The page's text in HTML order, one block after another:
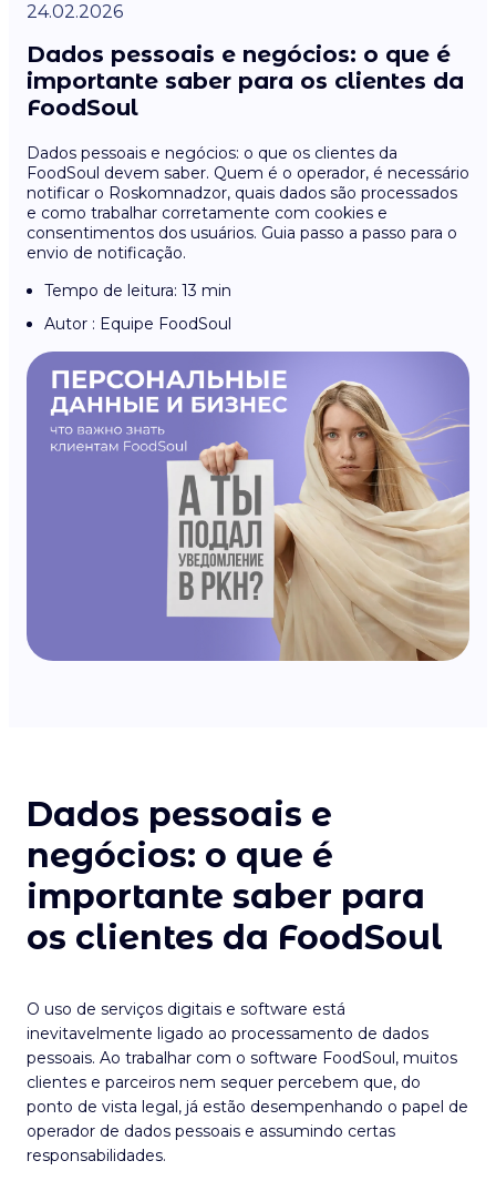
24.02.2026
Dados pessoais e negócios: o que é
importante saber para os clientes da
FoodSoul
Dados pessoais e negócios: o que os clientes da
FoodSoul devem saber. Quem é o operador, é necessário
notificar o Roskomnadzor, quais dados são processados
e como trabalhar corretamente com cookies e
consentimentos dos usuários. Guia passo a passo para o
envio de notificação.
Tempo de leitura: 13 min
Autor : Equipe FoodSoul
Dados pessoais e
negócios: o que é
importante saber para
os clientes da FoodSoul
O uso de serviços digitais e software está
inevitavelmente ligado ao processamento de dados
pessoais. Ao trabalhar com o software FoodSoul, muitos
clientes e parceiros nem sequer percebem que, do
ponto de vista legal, já estão desempenhando o papel de
operador de dados pessoais e assumindo certas
responsabilidades.